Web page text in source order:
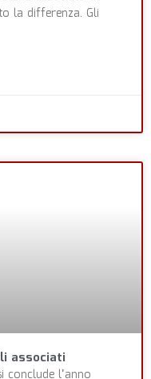
la differenza. Gli
associati
conclude l’anno